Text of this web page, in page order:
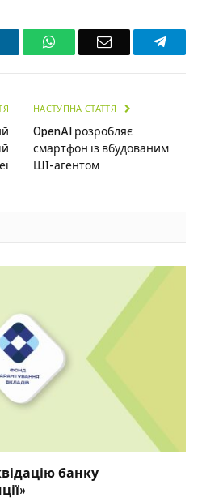
WhatsAppEmail
НАСТУПНА СТАТТЯ
OpenAI розробляє
смартфон із вбудованим
ШІ-агентом
банку